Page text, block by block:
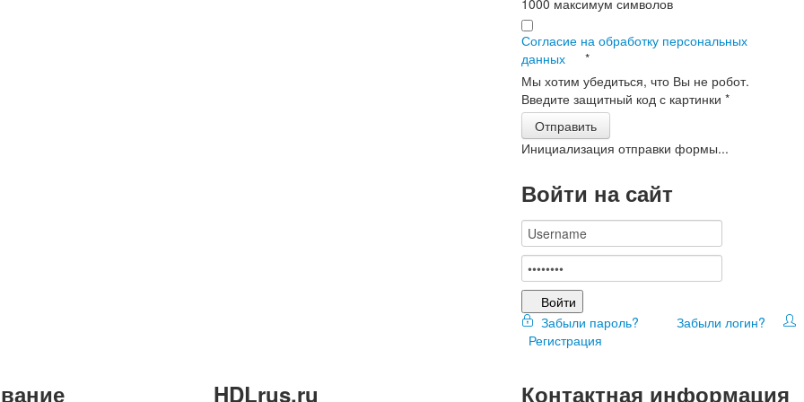
1000 максимум символов
Согласие на обработку персональных
данных
*
Мы хотим убедиться, что Вы не робот.
Введите защитный код с картинки*
Отправить
Инициализация отправки формы...
Войти на сайт
Войти
Забыли пароль?
Забыли логин?
Регистрация
HDLrus.ru Контактная информация